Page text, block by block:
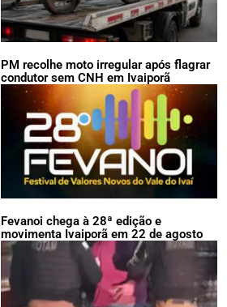
PM recolhe moto irregular após flagrar
condutor sem CNH em Ivaiporã
Fevanoi chega à 28ª edição e
movimenta Ivaiporã em 22 de agosto